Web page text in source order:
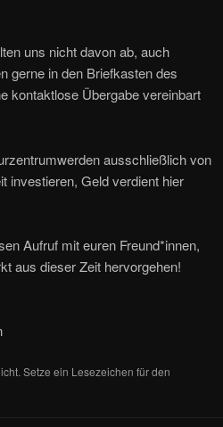
uns nicht davon ab, auch
gerne in den Briefkasten des
kontaktlose Übergabe vereinbart
ausschließlich von
investieren, Geld verdient hier
Aufruf mit euren Freund*innen,
aus dieser Zeit hervorgehen!
Setze ein Lesezeichen für den